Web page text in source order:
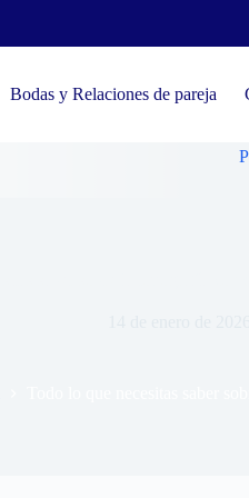
Bodas y Relaciones de pareja
Portal